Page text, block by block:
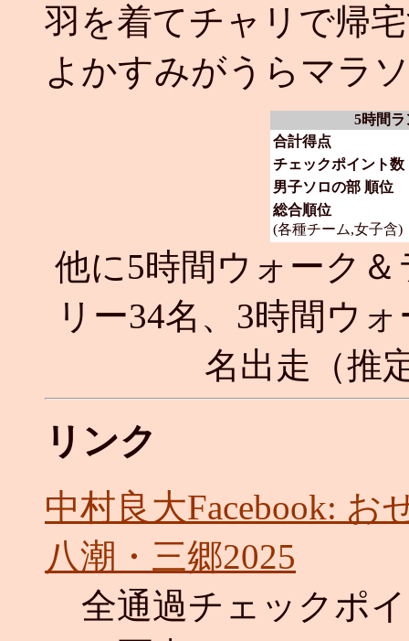
羽を着てチャリで帰
よかすみがうらマラ
5時間
合計得点
チェックポイント数
男子ソロの部 順位
総合順位
(各種チーム,女子含)
他に5時間ウォーク
リー34名、3時間ウ
名出走（推
リンク
中村良大Facebook:
八潮・三郷2025
全通過チェックポ